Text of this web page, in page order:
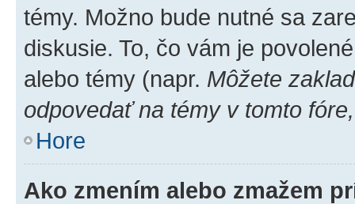
témy. Možno bude nutné sa
diskusie. To, čo vám je
alebo témy (napr. Môžete
odpovedať na témy v tomto
Hore
Ako zmením alebo zmažem